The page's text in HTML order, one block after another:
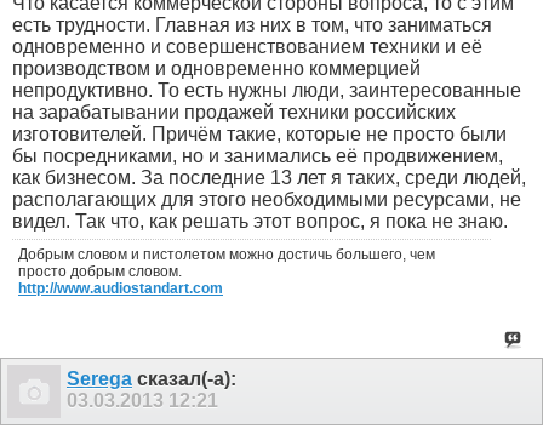
есть трудности. Главная из них в том, что заниматься
одновременно и совершенствованием техники и её
производством и одновременно коммерцией
непродуктивно. То есть нужны люди, заинтересованные
на зарабатывании продажей техники российских
изготовителей. Причём такие, которые не просто были
бы посредниками, но и занимались её продвижением,
как бизнесом. За последние 13 лет я таких, среди людей,
располагающих для этого необходимыми ресурсами, не
видел. Так что, как решать этот вопрос, я пока не знаю.
Добрым словом и пистолетом можно достичь большего, чем
просто добрым словом.
http://www.audiostandart.com
Serega сказал(-а):
03.03.2013 12:21